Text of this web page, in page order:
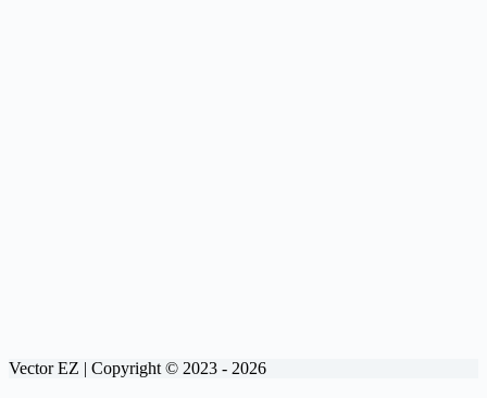
Vector EZ | Copyright © 2023 - 2026